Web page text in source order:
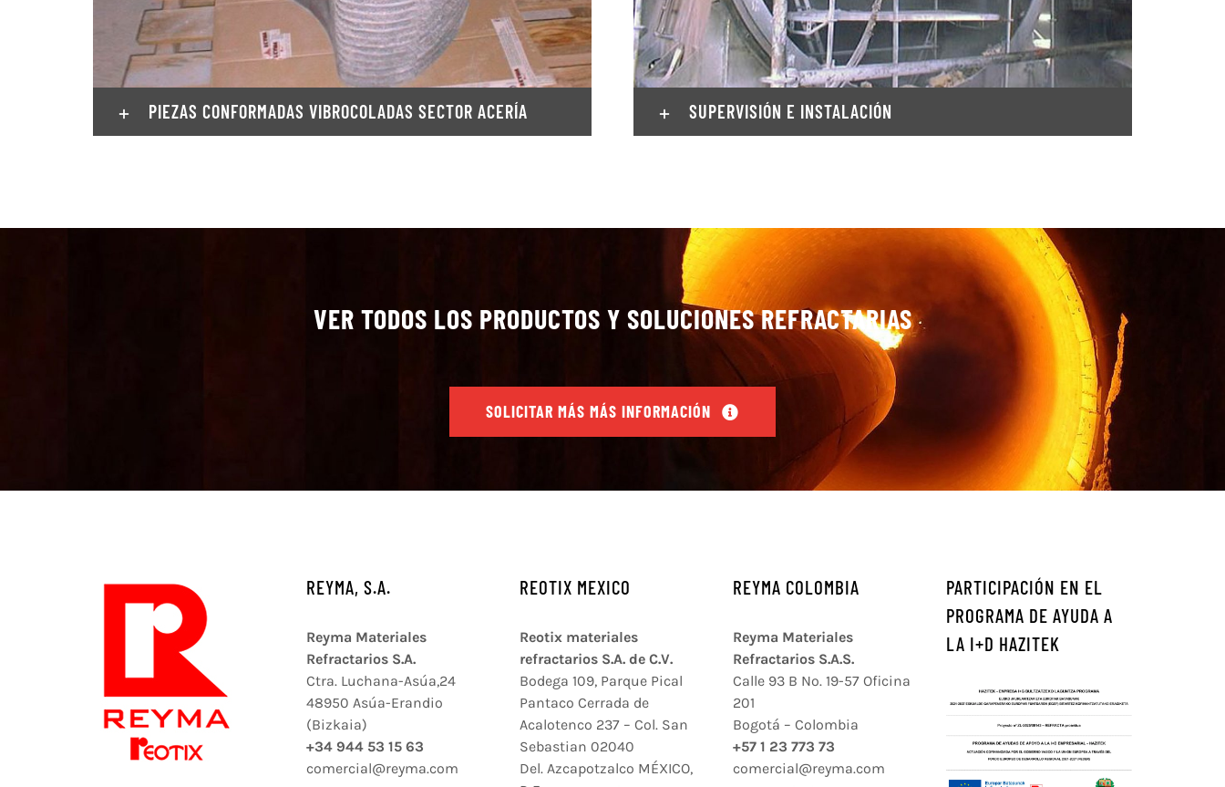
PIEZAS CONFORMADAS VIBROCOLADAS SECTOR ACERÍA SUPERVISIÓN E INSTALACIÓN
VER TODOS LOS PRODUCTOS Y SOLUCIONES REFRACTARIAS
SOLICITAR MÁS MÁS INFORMACIÓN
REYMA, S.A.
Reyma Materiales
Refractarios S.A.
Ctra. Luchana-Asúa,24
48950 Asúa-Erandio
(Bizkaia)
+34 944 53 15 63
comercial@reyma.com
REOTIX MEXICO
Reotix materiales
refractarios S.A. de C.V.
Bodega 109, Parque Pical
Pantaco Cerrada de
Acalotenco 237 – Col. San
Sebastian 02040
Del. Azcapotzalco MÉXICO,
REYMA COLOMBIA
Reyma Materiales
Refractarios S.A.S.
Calle 93 B No. 19-57 Oficina
201
Bogotá – Colombia
+57 1 23 773 73
comercial@reyma.com
PARTICIPACIÓN EN EL
PROGRAMA DE AYUDA A
LA I+D HAZITEK